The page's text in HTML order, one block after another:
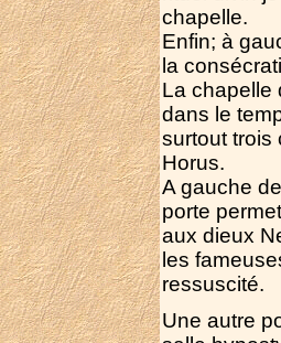
chapelle.
Enfin; à
la
La chapelle
dans le
surtout trois
Horus.
A gauche
porte
aux dieux
les
ressuscité.
Une autre